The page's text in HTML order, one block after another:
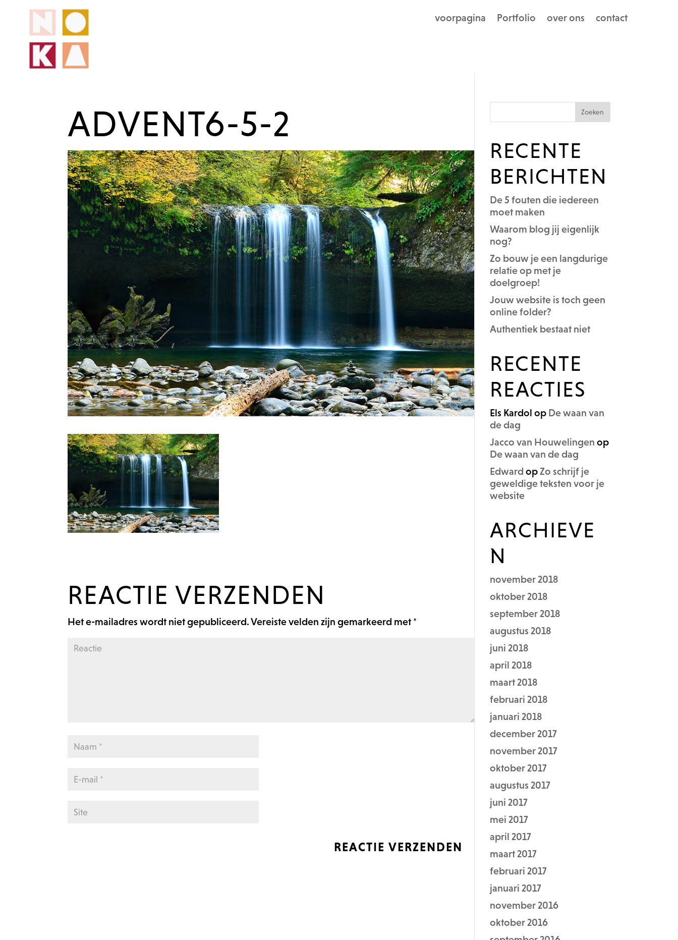
voorpagina Portfolio over ons contact
ADVENT6-5-2
REACTIE VERZENDEN
Het e-mailadres wordt niet gepubliceerd.Vereiste velden zijn gemarkeerd met *
RECENTE
BERICHTEN
De 5 fouten die iedereen
moet maken
Waarom blog jij eigenlijk
nog?
Zo bouw je een langdurige
relatie op met je
doelgroep!
Jouw website is toch geen
online folder?
Authentiek bestaat niet
RECENTE
REACTIES
Els Kardol op De waan van
de dag
Jacco van Houwelingen op
De waan van de dag
Edward opZo schrijf je
geweldige teksten voor je
website
ARCHIEVE
N
november 2018
oktober 2018
september 2018
augustus 2018
juni 2018
april 2018
maart 2018
februari 2018
januari 2018
december 2017
november 2017
oktober 2017
augustus 2017
juni 2017
mei 2017
april 2017
maart 2017
februari 2017
januari 2017
november 2016
oktober 2016